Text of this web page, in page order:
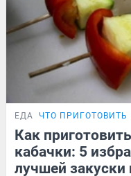
ЕДА ЧТО ПРИГОТОВИТЬ
Как
кабачки: 5
лучшей закуски